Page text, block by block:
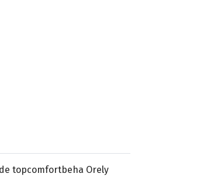
topcomfortbeha Orely